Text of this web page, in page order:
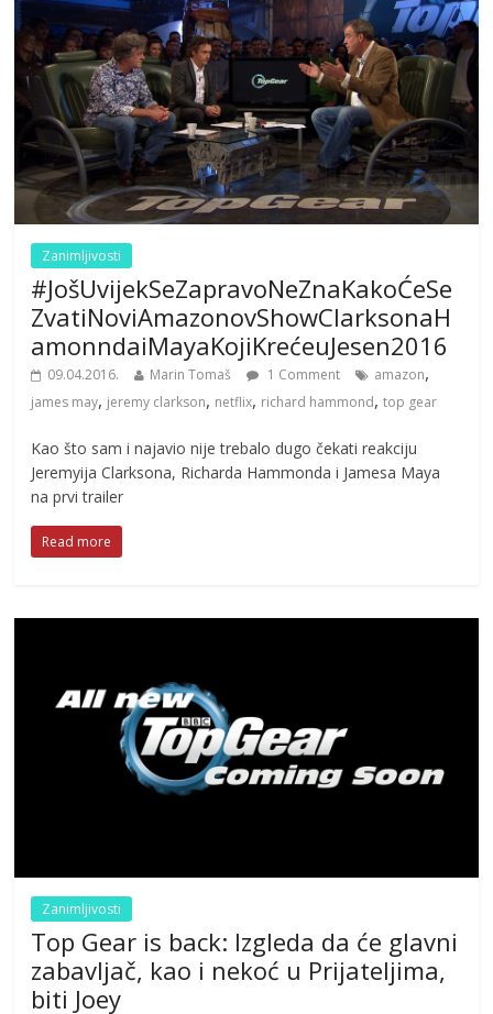
Zanimljivosti
#JošUvijekSeZapravoNeZnaKakoĆeSe
ZvatiNoviAmazonovShowClarksonaH
amonndaiMayaKojiKrećeuJesen2016
09.04.2016. Marin Tomaš 1 Comment amazon,
james may, jeremy clarkson, netflix, richard hammond,top gear
Kao što sam i najavio nije trebalo dugo čekati reakciju
Jeremyija Clarksona, Richarda Hammonda i Jamesa Maya
na prvi trailer
Read more
Zanimljivosti
Top Gear is back: Izgleda da će glavni
zabavljač, kao i nekoć u Prijateljima,
biti Joey